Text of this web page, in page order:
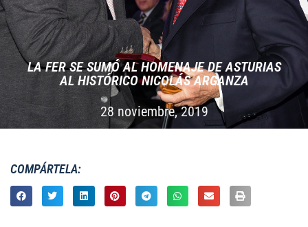
LA FER SE SUMÓ AL HOMENAJE DE ASTURIAS
AL HISTÓRICO NICOLÁS ARGANZA
28 noviembre, 2019
COMPÁRTELA: